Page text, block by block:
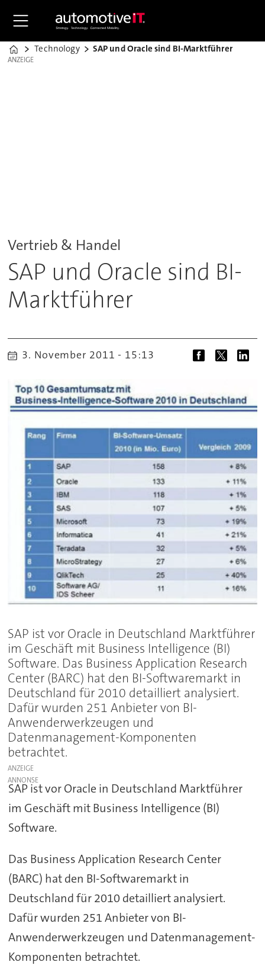
Home
Technology SAP und Oracle sind BI-Marktführer
ANZEIGE
ANZEIGE
Vertrieb & Handel
SAP und Oracle sind BI-
Marktführer
3. November 2011 - 15:13
SAP ist vor Oracle in Deutschland Marktführer
im Geschäft mit Business Intelligence (BI)
Software. Das Business Application Research
Center (BARC) hat den BI-Softwaremarkt in
Deutschland für 2010 detailliert analysiert.
Dafür wurden 251 Anbieter von BI-
Anwenderwerkzeugen und
Datenmanagement-Komponenten
betrachtet.
ANZEIGE
SAP ist vor Oracle in Deutschland Marktführer
im Geschäft mit Business Intelligence (BI)
Software.
Das Business Application Research Center
(BARC) hat den BI-Softwaremarkt in
Deutschland für 2010 detailliert analysiert.
Dafür wurden 251 Anbieter von BI-
Anwenderwerkzeugen und Datenmanagement-
Komponenten betrachtet.